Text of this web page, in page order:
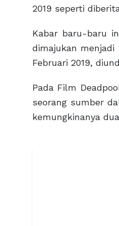
2019 seperti
Kabar baru-baru
dimajukan menjadi
Februari 2019,
Pada Film
seorang sumber
kemungkinanya